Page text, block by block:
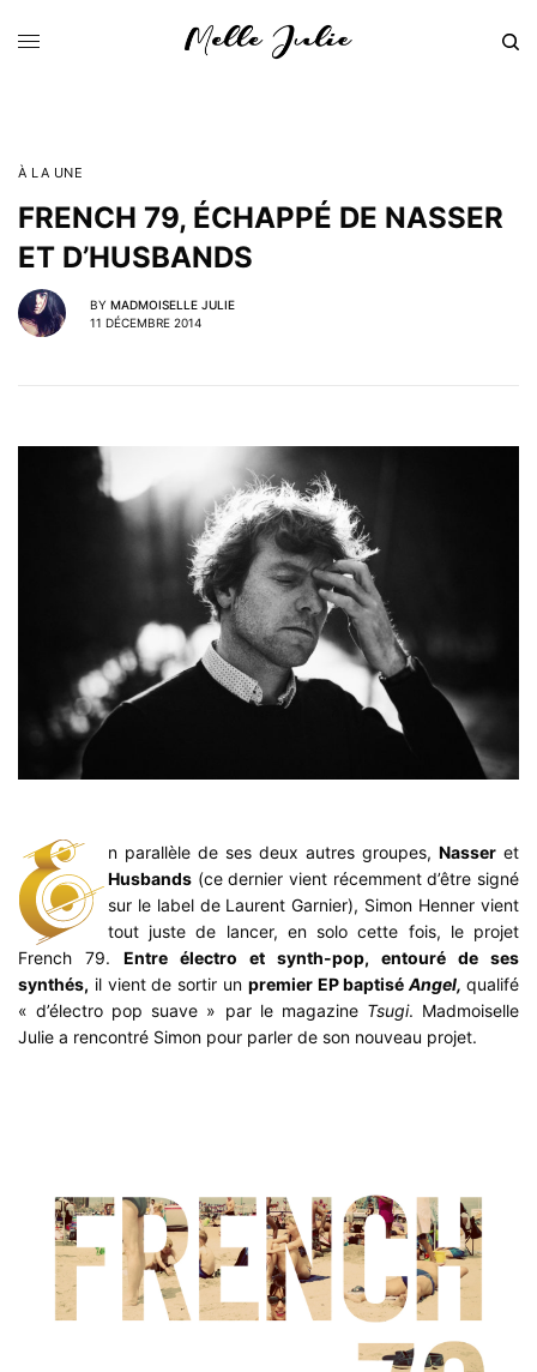
À LA UNE
FRENCH 79, ÉCHAPPÉ DE NASSER
ET D’HUSBANDS
BY MADMOISELLE JULIE
11 DÉCEMBRE 2014
n parallèle de ses deux autres groupes, Nasser et
Husbands (ce dernier vient récemment d’être signé
sur le label de Laurent Garnier), Simon Henner vient
tout juste de lancer, en solo cette fois, le projet
French 79. Entre électro et synth-pop, entouré de ses
synthés, il vient de sortir un premier EP baptiséAngel,qualifé
« d’électro pop suave » par le magazine Tsugi. Madmoiselle
Julie a rencontré Simon pour parler de son nouveau projet.